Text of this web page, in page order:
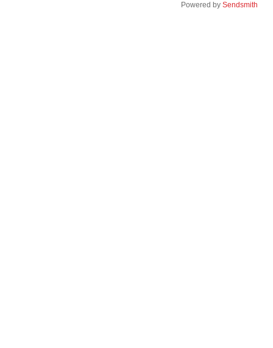
Powered by Sendsmith